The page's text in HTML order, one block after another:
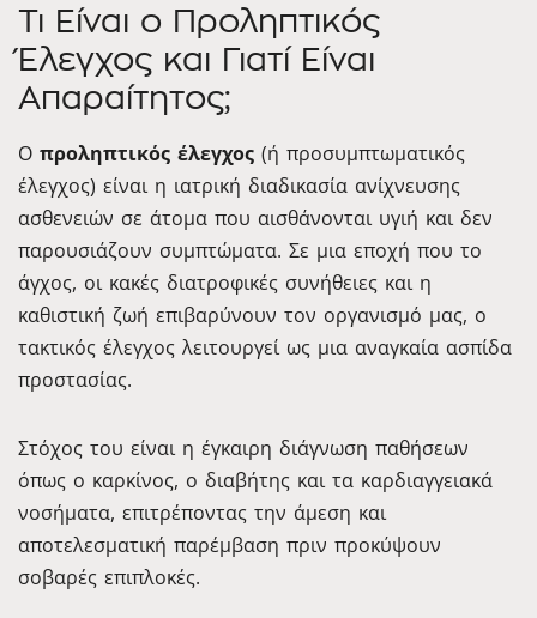
Τι Είναι ο Προληπτικός
Έλεγχος και Γιατί Είναι
Απαραίτητος;
Ο προληπτικός έλεγχος (ή προσυμπτωματικός
έλεγχος) είναι η ιατρική διαδικασία ανίχνευσης
ασθενειών σε άτομα που αισθάνονται υγιή και δεν
παρουσιάζουν συμπτώματα. Σε μια εποχή που το
άγχος, οι κακές διατροφικές συνήθειες και η
καθιστική ζωή επιβαρύνουν τον οργανισμό μας, ο
τακτικός έλεγχος λειτουργεί ως μια αναγκαία ασπίδα
προστασίας.
Στόχος του είναι η έγκαιρη διάγνωση παθήσεων
όπως ο καρκίνος, ο διαβήτης και τα καρδιαγγειακά
νοσήματα, επιτρέποντας την άμεση και
αποτελεσματική παρέμβαση πριν προκύψουν
σοβαρές επιπλοκές.